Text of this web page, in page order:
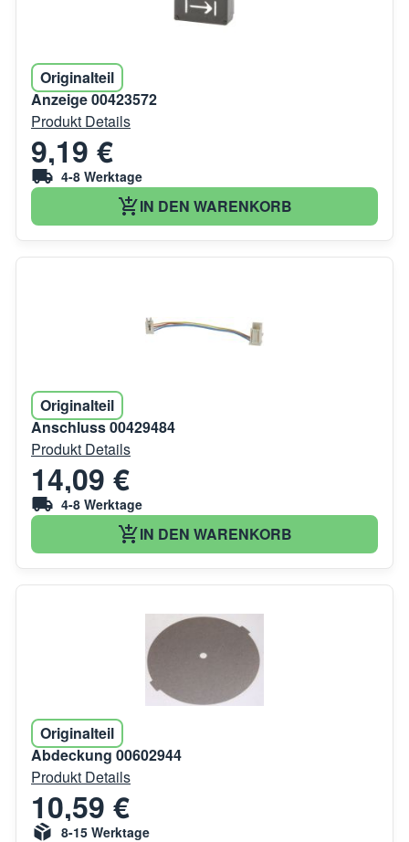
Originalteil
Anzeige 00423572
Produkt Details
9,19 €
4-8 Werktage
IN DEN WARENKORB
Originalteil
Anschluss 00429484
Produkt Details
14,09 €
4-8 Werktage
IN DEN WARENKORB
Originalteil
Abdeckung 00602944
Produkt Details
10,59 €
8-15 Werktage